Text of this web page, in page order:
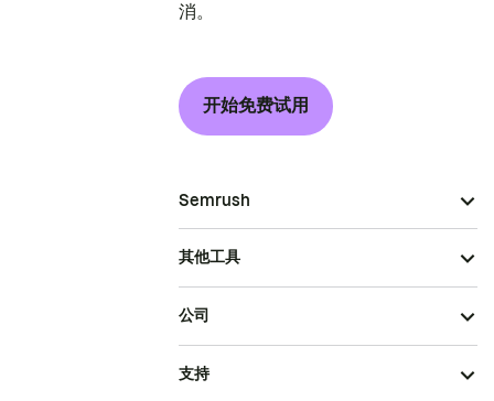
消。
开始免费试用
Semrush
其他工具
公司
支持